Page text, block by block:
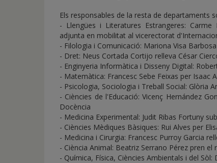
Els responsables de la resta de departaments
- Llengües i Literatures Estrangeres:
adjunta en mobilitat al vicerectorat
- Filologia i Comunicació: Mariona Visa
- Dret: Neus Cortada Cortijo relleva César
- Enginyeria Informàtica i Disseny Digital:
- Matemàtica: Francesc Sebe Feixas per Isaac
- Psicologia, Sociologia i Treball Social: Glòria
- Ciències de l'Educació: Vicenç Hernández
Docència
- Medicina Experimental: Judit Ribas Fortuny
- Ciències Mèdiques Bàsiques: Rui Alves per
- Medicina i Cirurgia: Francesc Purroy Garcia
- Ciència Animal: Beatriz Serrano Pérez pren el
- Química, Física, Ciències Ambientals i del